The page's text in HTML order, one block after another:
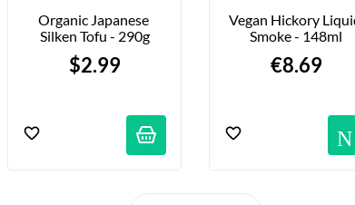
Organic Japanese
Silken Tofu - 290g
$2.99
Vegan Hickory
Smoke - 148ml
€8.69